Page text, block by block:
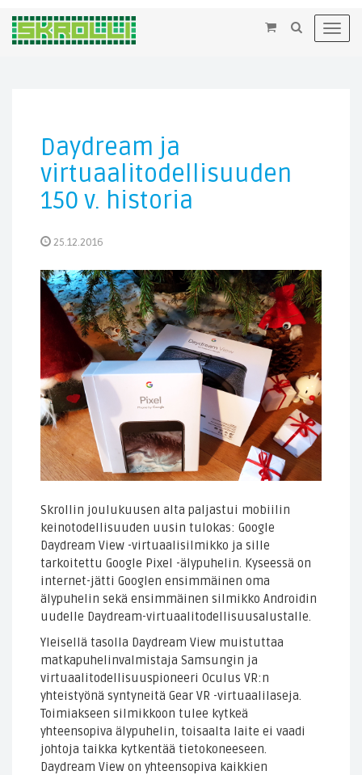
×
Daydream ja
virtuaalitodellisuuden
150 v. historia
25.12.2016
Skrollin joulukuusen alta paljastui mobiilin
keinotodellisuuden uusin tulokas: Google
Daydream View -virtuaalisilmikko ja sille
tarkoitettu Google Pixel -älypuhelin. Kyseessä on
internet-jätti Googlen ensimmäinen oma
älypuhelin sekä ensimmäinen silmikko Androidin
uudelle Daydream-virtuaalitodellisuusalustalle.
Yleisellä tasolla Daydream View muistuttaa
matkapuhelinvalmistaja Samsungin ja
virtuaalitodellisuuspioneeri Oculus VR:n
yhteistyönä syntyneitä Gear VR -virtuaalilaseja.
Toimiakseen silmikkoon tulee kytkeä
yhteensopiva älypuhelin, toisaalta laite ei vaadi
johtoja taikka kytkentää tietokoneeseen.
Daydream View on yhteensopiva kaikkien